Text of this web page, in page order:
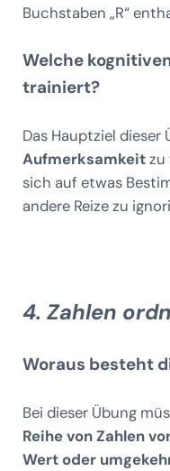
Buchstaben „R“
Welche
trainiert?
Das Hauptziel dieser
Aufmerksamkeitzu
sich auf etwas
andere Reize zu
4. Zahlen
Woraus besteht
Bei dieser Übung
Reihe von Zahlen
Wert oder